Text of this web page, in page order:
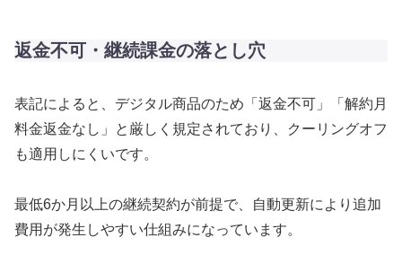
返金不可・継続課金の落とし穴
表記によると、デジタル商品のため「返金不可」「解約月
料金返金なし」と厳しく規定されており、クーリングオフ
も適用しにくいです。
最低6か月以上の継続契約が前提で、自動更新により追加
費用が発生しやすい仕組みになっています。